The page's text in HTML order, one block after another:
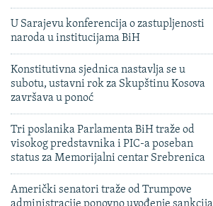
U Sarajevu konferencija o zastupljenosti
naroda u institucijama BiH
Konstitutivna sjednica nastavlja se u
subotu, ustavni rok za Skupštinu Kosova
završava u ponoć
Tri poslanika Parlamenta BiH traže od
visokog predstavnika i PIC-a poseban
status za Memorijalni centar Srebrenica
Američki senatori traže od Trumpove